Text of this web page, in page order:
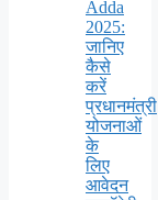
Adda
2025:
जानिए
कैसे
करें
प्रधानमंत्री
योजनाओं
के
लिए
आवेदन